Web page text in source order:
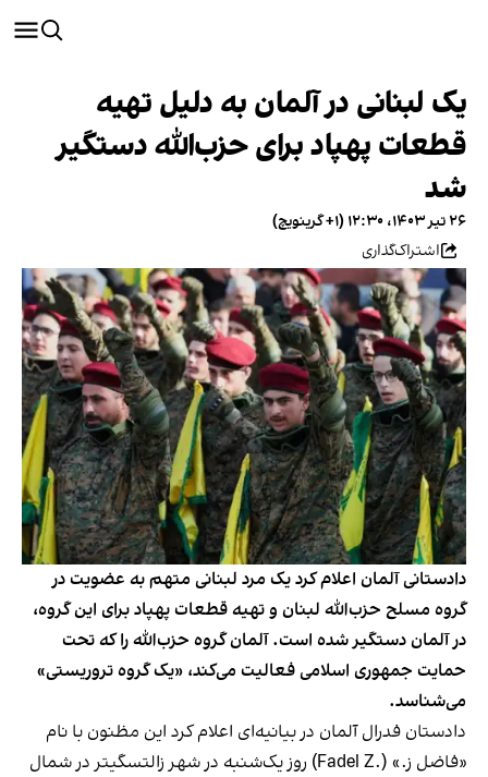
یک لبنانی در آلمان به دلیل تهیه
قطعات پهپاد برای حزب‌الله دستگیر
شد
۲۶ تیر ۱۴۰۳، ۱۲:۳۰ (‎+۱ گرینویچ)
اشتراک‌گذاری
دادستانی آلمان اعلام کرد یک مرد لبنانی متهم به عضویت در
گروه مسلح حزب‌الله لبنان و تهیه قطعات پهپاد برای این گروه،
در آلمان دستگیر شده است. آلمان گروه حزب‌الله را که تحت
حمایت جمهوری اسلامی فعالیت می‌کند، «یک گروه تروریستی»
می‌شناسد.
دادستان فدرال آلمان در بیانیه‌ای اعلام کرد این مظنون با نام
«فاضل ز.» (.Fadel Z) روز یک‌شنبه در شهر زالتسگیتر در شمال